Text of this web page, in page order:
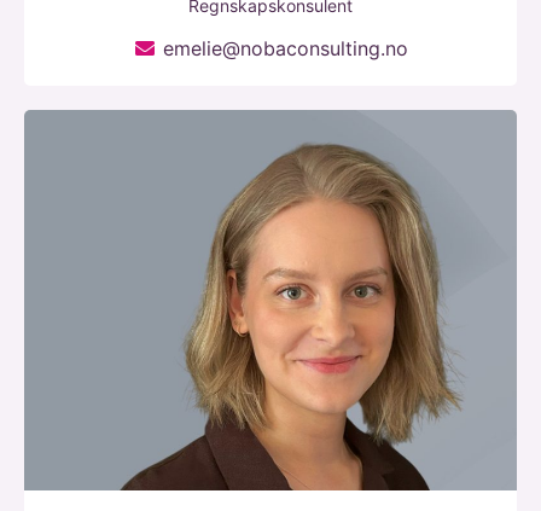
Regnskapskonsulent
emelie@nobaconsulting.no